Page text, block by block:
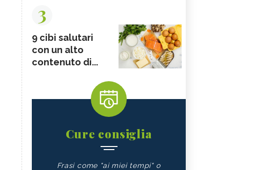
3
9 cibi salutari
con un alto
contenuto di...
Cure consiglia
Frasi come "ai miei tempi" o